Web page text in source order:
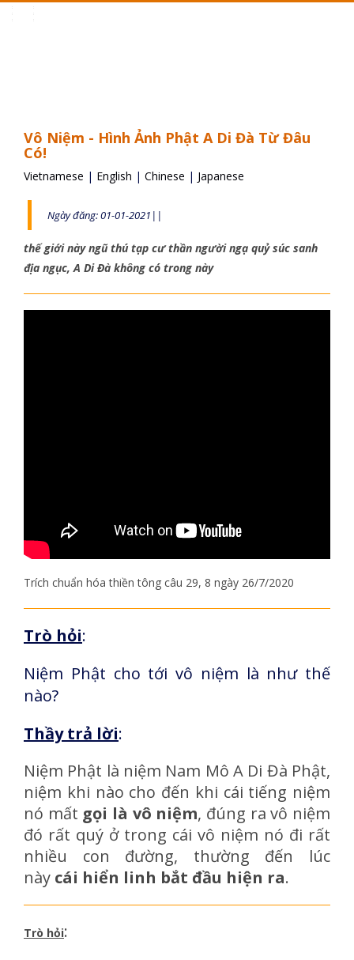
Vô Niệm - Hình Ảnh Phật A Di Đà Từ Đâu
Có!
Vietnamese | English | Chinese | Japanese
Ngày đăng: 01-01-2021||
thế giới này ngũ thú tạp cư thần người ngạ quỷ súc sanh
địa ngục, A Di Đà không có trong này
Trích chuẩn hóa thiền tông câu 29, 8 ngày 26/7/2020
Trò hỏi:
Niệm Phật cho tới vô niệm là như thế
nào?
Thầy trả lời:
Niệm Phật là niệm Nam Mô A Di Đà Phật,
niệm khi nào cho đến khi cái tiếng niệm
nó mất gọi là vô niệm, đúng ra vô niệm
đó rất quý ở trong cái vô niệm nó đi rất
nhiều con đường, thường đến lúc
này cái hiển linh bắt đầu hiện ra.
Trò hỏi: